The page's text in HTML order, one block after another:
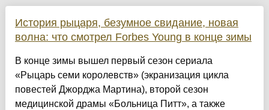
История рыцаря, безумное свидание, новая
волна: что смотрел Forbes Young в конце зимы
В конце зимы вышел первый сезон сериала
«Рыцарь семи королевств» (экранизация цикла
повестей Джорджа Мартина), второй сезон
медицинской драмы «Больница Питт», а также